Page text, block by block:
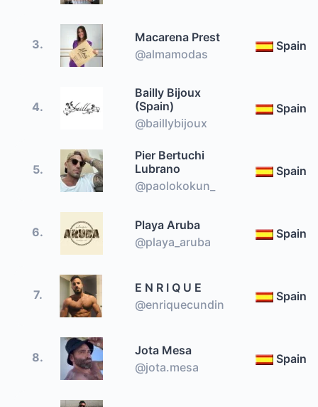
3.
Macarena Prest
@almamodas
Spain
4.
Bailly Bijoux
(Spain)
@baillybijoux
Spain
5.
Pier Bertuchi
Lubrano
@paolokokun_
Spain
6.
Playa Aruba
@playa_aruba
Spain
7.
E N R I Q U E
@enriquecundin
Spain
8.
Jota Mesa
@jota.mesa
Spain